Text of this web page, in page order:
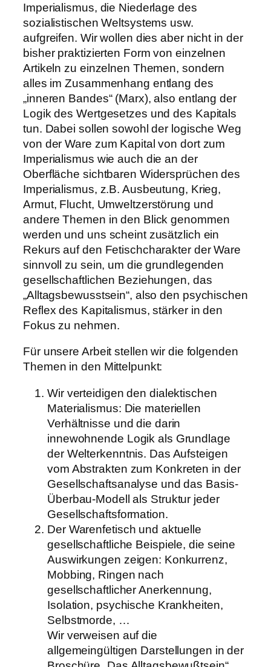
Imperialismus, die Niederlage des
sozialistischen Weltsystems usw.
aufgreifen. Wir wollen dies aber nicht in der
bisher praktizierten Form von einzelnen
Artikeln zu einzelnen Themen, sondern
alles im Zusammenhang entlang des
„inneren Bandes“ (Marx), also entlang der
Logik des Wertgesetzes und des Kapitals
tun. Dabei sollen sowohl der logische Weg
von der Ware zum Kapital von dort zum
Imperialismus wie auch die an der
Oberfläche sichtbaren Widersprüchen des
Imperialismus, z.B. Ausbeutung, Krieg,
Armut, Flucht, Umweltzerstörung und
andere Themen in den Blick genommen
werden und uns scheint zusätzlich ein
Rekurs auf den Fetischcharakter der Ware
sinnvoll zu sein, um die grundlegenden
gesellschaftlichen Beziehungen, das
„Alltagsbewusstsein“, also den psychischen
Reflex des Kapitalismus, stärker in den
Fokus zu nehmen.
Für unsere Arbeit stellen wir die folgenden
Themen in den Mittelpunkt:
Wir verteidigen den dialektischen
Materialismus: Die materiellen
Verhältnisse und die darin
innewohnende Logik als Grundlage
der Welterkenntnis. Das Aufsteigen
vom Abstrakten zum Konkreten in der
Gesellschaftsanalyse und das Basis-
Überbau-Modell als Struktur jeder
Gesellschaftsformation.
Der Warenfetisch und aktuelle
gesellschaftliche Beispiele, die seine
Auswirkungen zeigen: Konkurrenz,
Mobbing, Ringen nach
gesellschaftlicher Anerkennung,
Isolation, psychische Krankheiten,
Selbstmorde, …
Wir verweisen auf die
allgemeingültigen Darstellungen in der